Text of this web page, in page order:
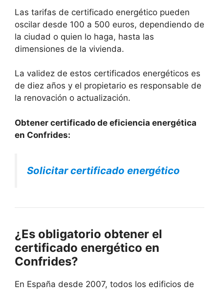
Las tarifas de certificado energético pueden
oscilar desde 100 a 500 euros, dependiendo de
la ciudad o quien lo haga, hasta las
dimensiones de la vivienda.
La validez de estos certificados energéticos es
de diez años y el propietario es responsable de
la renovación o actualización.
Obtener certificado de eficiencia energética
en Confrides:
Solicitar certificado energético
¿Es obligatorio obtener el
certificado energético en
Confrides?
En España desde 2007, todos los edificios de